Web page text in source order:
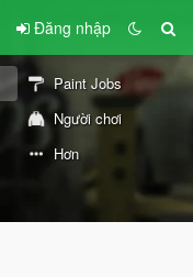
Đăng nhập
Paint Jobs
Người chơi
Hơn